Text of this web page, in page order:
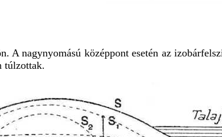
nagynyomású középpont esetén az
túlzottak.